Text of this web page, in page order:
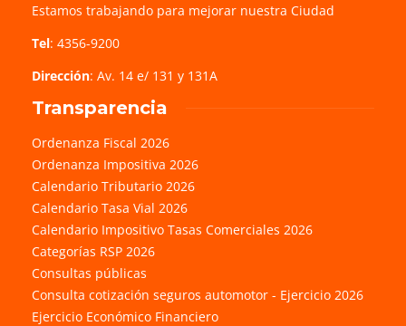
Estamos trabajando para mejorar nuestra Ciudad
Tel: 4356-9200
Dirección: Av. 14 e/ 131 y 131A
Transparencia
Ordenanza Fiscal 2026
Ordenanza Impositiva 2026
Calendario Tributario 2026
Calendario Tasa Vial 2026
Calendario Impositivo Tasas Comerciales 2026
Categorías RSP 2026
Consultas públicas
Consulta cotización seguros automotor - Ejercicio 2026
Ejercicio Económico Financiero